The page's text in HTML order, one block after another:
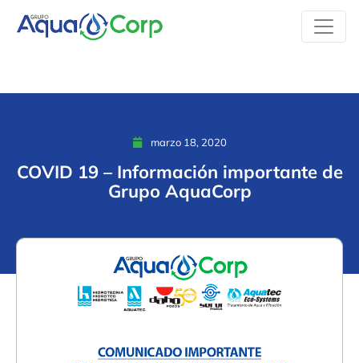
marzo 18, 2020
COVID 19 – Información importante de
Grupo AquaCorp